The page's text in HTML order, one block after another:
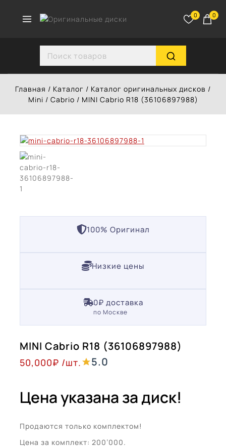
0 0
Главная / Каталог / Каталог оригинальных дисков /
Mini / Cabrio / MINI Cabrio R18 (36106897988)
100% Оригинал
Низкие цены
0₽ доставка
по Москве
MINI Cabrio R18 (36106897988)
50,000₽ /шт. 5.0
Цена указана за диск!
Продаются только комплектом!
Цена за комплект: 200’000.